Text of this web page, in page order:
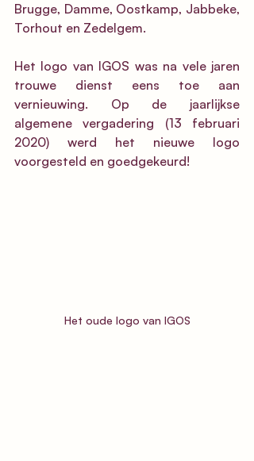
Brugge, Damme, Oostkamp, Jabbeke,
Torhout en Zedelgem.
Het logo van IGOS was na vele jaren
trouwe dienst eens toe aan
vernieuwing. Op de jaarlijkse
algemene vergadering (13 februari
2020) werd het nieuwe logo
voorgesteld en goedgekeurd!
Het oude logo van IGOS